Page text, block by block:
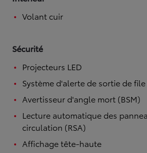
Volant cuir
Sécurité
Projecteurs LED
Système d'alerte de sortie de file
Avertisseur d'angle mort (BSM)
Lecture automatique des
circulation (RSA)
Affichage tête-haute